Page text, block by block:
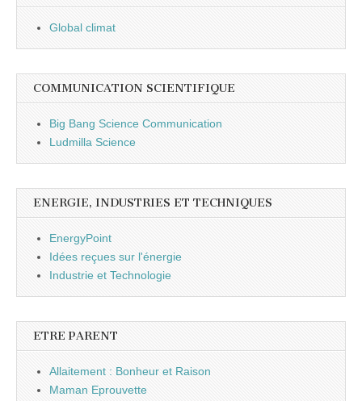
Global climat
COMMUNICATION SCIENTIFIQUE
Big Bang Science Communication
Ludmilla Science
ENERGIE, INDUSTRIES ET TECHNIQUES
EnergyPoint
Idées reçues sur l'énergie
Industrie et Technologie
ETRE PARENT
Allaitement : Bonheur et Raison
Maman Eprouvette